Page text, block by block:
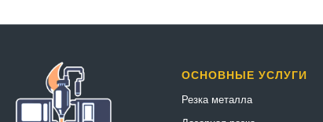
ОСНОВНЫЕ УСЛУГИ
Резка металла